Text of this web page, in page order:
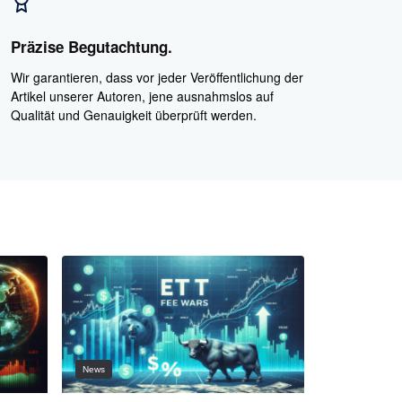
Präzise Begutachtung.
Wir garantieren, dass vor jeder Veröffentlichung der
Artikel unserer Autoren, jene ausnahmslos auf
Qualität und Genauigkeit überprüft werden.
News